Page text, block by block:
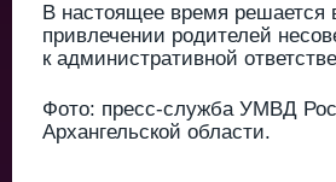
В настоящее время решается
привлечении родителей
к административной
Фото: пресс-служба УМВД
Архангельской области.